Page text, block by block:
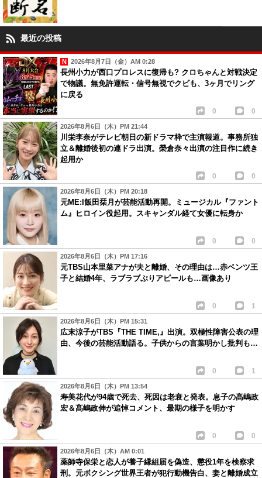
最近の投稿
2026年8月7日（金）AM 0:28
長州小力が西口プロレスに復帰も? クロちゃんと対戦決定
で物議。無免許運転・信号無視でクビも、3ヶ月でリング
に戻る
0 0
2026年8月6日（木）PM 21:44
川栄李奈がテレビ朝日の新ドラマ枠で主演報道。事務所独
立＆離婚後初の連ドラ出演。榮倉奈々出演の注目作に続き
起用か
0 0
2026年8月6日（木）PM 20:18
元ME:I飯田栞月が芸能活動再開。ミュージカル『ファント
ム』ヒロイン役起用。スキャンダル経て女優に転身か
0 0
2026年8月6日（木）PM 17:16
元TBS山本里菜アナが夫と離婚、その理由は…赤ベンツ王
子と結婚4年、ラブラブぶりアピールも…画像あり
0 1
2026年8月6日（木）PM 15:31
広末涼子がTBS『THE TIME,』出演。双極性障害公表の理
由、今後の芸能活動語る。子供からの言葉明かし批判も…
0 1
2026年8月6日（木）PM 13:54
寿美花代が94歳で死去、死因は老衰と発表。息子の髙嶋政
宏＆髙嶋政伸が追悼コメント、最期の様子を明かす
0 0
2026年8月6日（木）AM 0:01
薬師寺保栄と恋人が養子縁組届を偽造、懲役1年を検察求
刑。元ボクシング世界王者が犯行動機告白、妻と離婚成立